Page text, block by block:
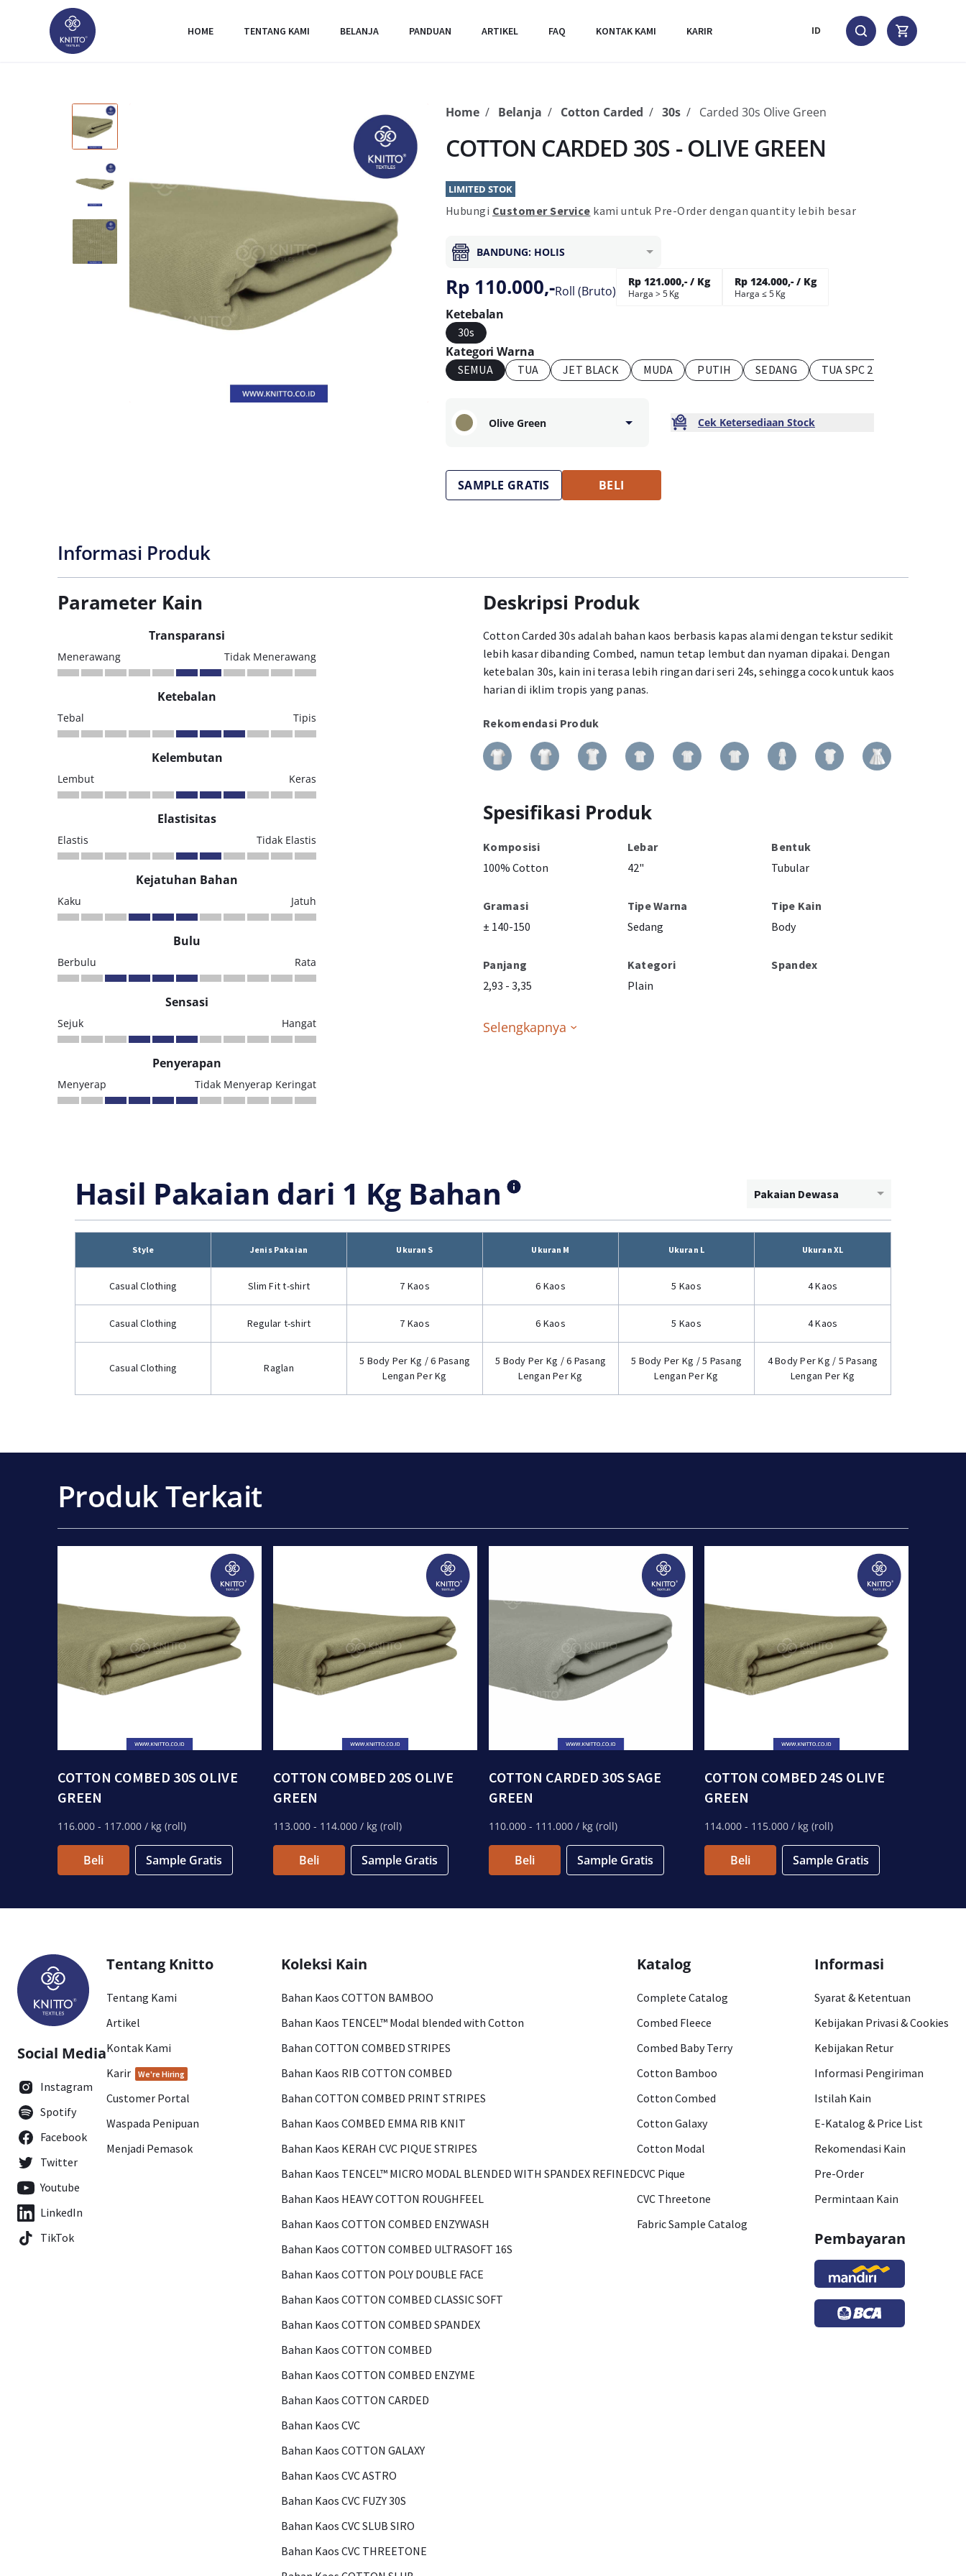
HOME TENTANG KAMI BELANJA PANDUAN ARTIKEL FAQ KONTAK KAMI KARIR ID
Home Belanja Cotton Carded 30s Carded 30s Olive Green
COTTON CARDED 30S - OLIVE GREEN
LIMITED STOK
Hubungi Customer Service kami untuk Pre-Order dengan quantity lebih besar
BANDUNG: HOLIS
Rp 110.000,-Roll (Bruto)
Rp 121.000,- / Kg
Harga > 5 Kg
Rp 124.000,- / Kg
Harga ≤ 5 Kg
Ketebalan
30s
Kategori Warna
SEMUA TUA JET BLACK MUDA PUTIH SEDANG TUA SPC 2
Olive Green Cek Ketersediaan Stock
SAMPLE GRATIS BELI
Informasi Produk
Parameter Kain
Transparansi
Menerawang Tidak Menerawang
Ketebalan
Tebal Tipis
Kelembutan
Lembut Keras
Elastisitas
Elastis Tidak Elastis
Kejatuhan Bahan
Kaku Jatuh
Bulu
Berbulu Rata
Sensasi
Sejuk Hangat
Penyerapan
Menyerap Tidak Menyerap Keringat
Deskripsi Produk
Cotton Carded 30s adalah bahan kaos berbasis kapas alami dengan tekstur sedikit
lebih kasar dibanding Combed, namun tetap lembut dan nyaman dipakai. Dengan
ketebalan 30s, kain ini terasa lebih ringan dari seri 24s, sehingga cocok untuk kaos
harian di iklim tropis yang panas.
Rekomendasi Produk
Spesifikasi Produk
Komposisi
100% Cotton
Lebar
42"
Bentuk
Tubular
Gramasi
± 140-150
Tipe Warna
Sedang
Tipe Kain
Body
Panjang
2,93 - 3,35
Kategori
Plain
Spandex
Selengkapnya
Hasil Pakaian dari 1 Kg Bahan Pakaian Dewasa
Style Jenis Pakaian Ukuran S Ukuran M Ukuran L Ukuran XL
Casual Clothing Slim Fit t-shirt 7 Kaos 6 Kaos 5 Kaos 4 Kaos
Casual Clothing Regular t-shirt 7 Kaos 6 Kaos 5 Kaos 4 Kaos
Casual Clothing Raglan
5 Body Per Kg / 6 Pasang
Lengan Per Kg
5 Body Per Kg / 6 Pasang
Lengan Per Kg
5 Body Per Kg / 5 Pasang
Lengan Per Kg
4 Body Per Kg / 5 Pasang
Lengan Per Kg
Produk Terkait
COTTON COMBED 30S OLIVE
GREEN
116.000 - 117.000 / kg (roll)
Beli Sample Gratis
COTTON COMBED 20S OLIVE
GREEN
113.000 - 114.000 / kg (roll)
Beli Sample Gratis
COTTON CARDED 30S SAGE
GREEN
110.000 - 111.000 / kg (roll)
Beli Sample Gratis
COTTON COMBED 24S OLIVE
GREEN
114.000 - 115.000 / kg (roll)
Beli Sample Gratis
Social Media
Instagram
Spotify
Facebook
Twitter
Youtube
LinkedIn
TikTok
Tentang Knitto
Tentang Kami
Artikel
Kontak Kami
Karir
We're Hiring
Customer Portal
Waspada Penipuan
Menjadi Pemasok
Koleksi Kain
Bahan Kaos COTTON BAMBOO
Bahan Kaos TENCEL™ Modal blended with Cotton
Bahan COTTON COMBED STRIPES
Bahan Kaos RIB COTTON COMBED
Bahan COTTON COMBED PRINT STRIPES
Bahan Kaos COMBED EMMA RIB KNIT
Bahan Kaos KERAH CVC PIQUE STRIPES
Bahan Kaos TENCEL™ MICRO MODAL BLENDED WITH SPANDEX REFINED
Bahan Kaos HEAVY COTTON ROUGHFEEL
Bahan Kaos COTTON COMBED ENZYWASH
Bahan Kaos COTTON COMBED ULTRASOFT 16S
Bahan Kaos COTTON POLY DOUBLE FACE
Bahan Kaos COTTON COMBED CLASSIC SOFT
Bahan Kaos COTTON COMBED SPANDEX
Bahan Kaos COTTON COMBED
Bahan Kaos COTTON COMBED ENZYME
Bahan Kaos COTTON CARDED
Bahan Kaos CVC
Bahan Kaos COTTON GALAXY
Bahan Kaos CVC ASTRO
Bahan Kaos CVC FUZY 30S
Bahan Kaos CVC SLUB SIRO
Bahan Kaos CVC THREETONE
Katalog
Complete Catalog
Combed Fleece
Combed Baby Terry
Cotton Bamboo
Cotton Combed
Cotton Galaxy
Cotton Modal
CVC Pique
CVC Threetone
Fabric Sample Catalog
Informasi
Syarat & Ketentuan
Kebijakan Privasi & Cookies
Kebijakan Retur
Informasi Pengiriman
Istilah Kain
E-Katalog & Price List
Rekomendasi Kain
Pre-Order
Permintaan Kain
Pembayaran